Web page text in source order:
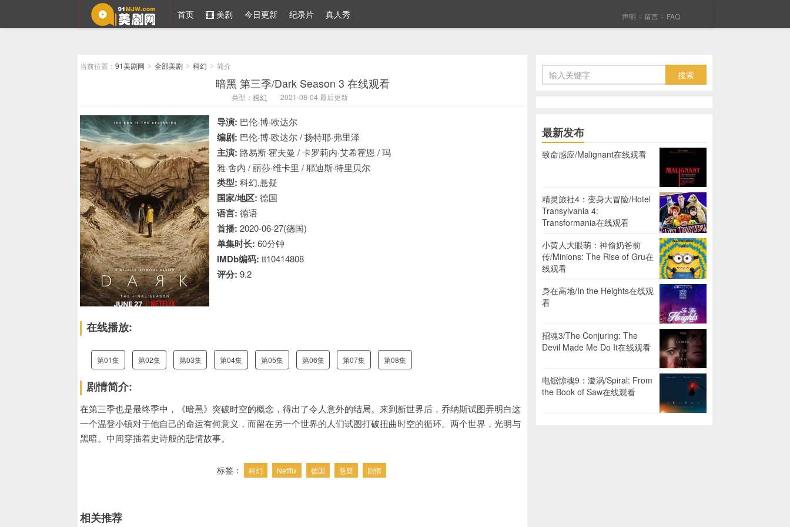
91美剧网
首页 美剧 今日更新 纪录片 真人秀 声明 - 留言 - FAQ
当前位置： 91美剧网 > 全部美剧 > 科幻 > 简介
暗黑 第三季/Dark Season 3 在线观看
类型： 科幻 2021-08-04 最后更新
导演: 巴伦·博·欧达尔
编剧: 巴伦·博·欧达尔 / 扬特耶·弗里泽
主演: 路易斯·霍夫曼 / 卡罗莉内·艾希霍恩 / 玛
雅·舍内 / 丽莎·维卡里 / 耶迪斯·特里贝尔
类型: 科幻,悬疑
国家/地区: 德国
语言: 德语
首播: 2020-06-27(德国)
单集时长: 60分钟
IMDb编码: tt10414808
评分: 9.2
在线播放:
第01集 第02集 第03集 第04集 第05集 第06集 第07集 第08集
剧情简介:
在第三季也是最终季中，《暗黑》突破时空的概念，得出了令人意外的结局。来到新世界后，乔纳斯试图弄明白这
一个温登小镇对于他自己的命运有何意义，而留在另一个世界的人们试图打破扭曲时空的循环。两个世界，光明与
黑暗。中间穿插着史诗般的悲情故事。
标签： 科幻 Netflix 德国 悬疑 剧情
相关推荐
最新发布
致命感应/Malignant在线观看
精灵旅社4：变身大冒险/Hotel
Transylvania 4:
Transformania在线观看
小黄人大眼萌：神偷奶爸前
传/Minions: The Rise of Gru在
线观看
身在高地/In the Heights在线观
看
招魂3/The Conjuring: The
Devil Made Me Do It在线观看
电锯惊魂9：漩涡/Spiral: From
the Book of Saw在线观看